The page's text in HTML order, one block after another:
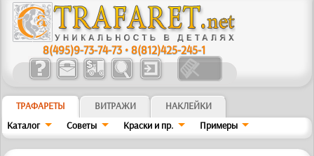
8(495)9-73-74-73 •8(812)425-245-1
ТРАФАРЕТЫ ВИТРАЖИ
НАКЛЕЙКИ
Каталог
Советы Краски и пр. Примеры